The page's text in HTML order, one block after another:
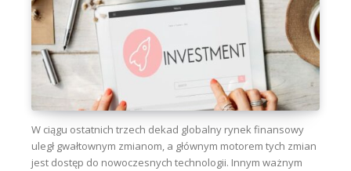
W ciągu ostatnich trzech dekad globalny rynek finansowy
uległ gwałtownym zmianom, a głównym motorem tych zmian
jest dostęp do nowoczesnych technologii. Innym ważnym